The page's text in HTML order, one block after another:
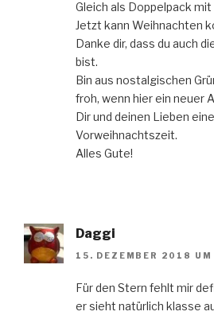
Gleich als Doppelpack mit
Jetzt kann Weihnachten
Danke dir, dass du auch
bist.
Bin aus nostalgischen
froh, wenn hier ein neuer
Dir und deinen Lieben
Vorweihnachtszeit.
Alles Gute!
Daggi
15. DEZEMBER 2018 UM
Für den Stern fehlt mir
er sieht natürlich klasse